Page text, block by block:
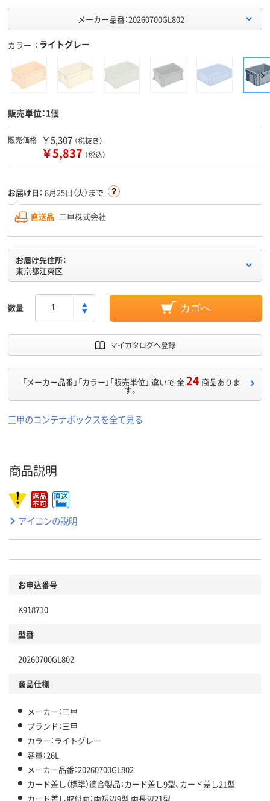
メーカー品番：20260700GL802
カラー ライトグレー
販売単位：1個
販売価格 ￥5,307 （税抜き）
￥5,837 （税込）
お届け日： 8月25日（火）まで
直送品 三甲株式会社
お届け先住所：
東京都江東区
数量 カゴへ
マイカタログへ登録
「メーカー品番」「カラー」「販売単位」 違いで 全24 商品ありま
す。
三甲のコンテナボックスを全て見る
商品説明
アイコンの説明
お申込番号
K918710
型番
20260700GL802
商品仕様
メーカー：三甲
ブランド：三甲
カラー：ライトグレー
容量：26L
メーカー品番：20260700GL802
カード差し（標準）適合製品：カード差し9型、カード差し21型
カード差し取付面：両短辺9型 両長辺21型